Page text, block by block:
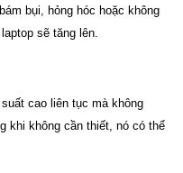
bụi, hỏng hóc hoặc không
sẽ tăng lên.
cao liên tục mà không
khi không cần thiết, nó có thể